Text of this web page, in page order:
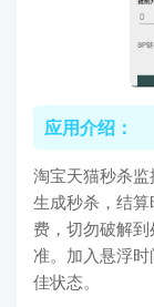
应用介绍：
淘宝天猫秒杀
生成秒杀，结
费，切勿破解
准。加入悬浮
佳状态。